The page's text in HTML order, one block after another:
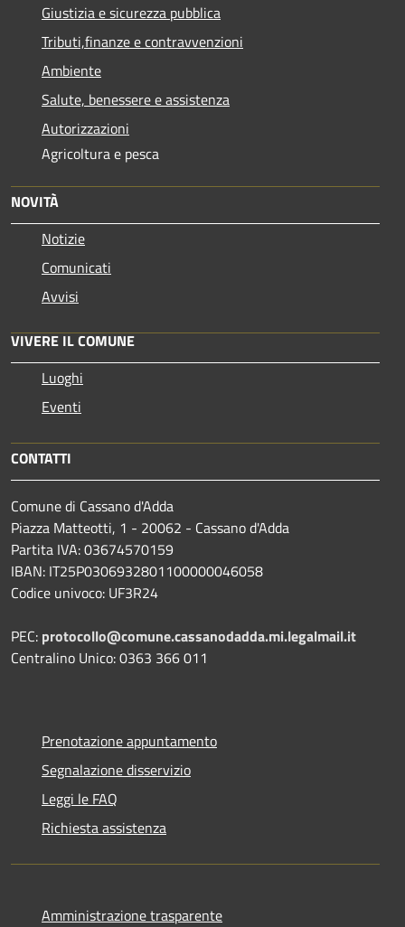
Giustizia e sicurezza pubblica
Tributi,finanze e contravvenzioni
Ambiente
Salute, benessere e assistenza
Autorizzazioni
Agricoltura e pesca
NOVITÀ
Notizie
Comunicati
Avvisi
VIVERE IL COMUNE
Luoghi
Eventi
CONTATTI
Comune di Cassano d'Adda
Piazza Matteotti, 1 - 20062 - Cassano d'Adda
Partita IVA: 03674570159
IBAN: IT25P0306932801100000046058
Codice univoco: UF3R24
PEC: protocollo@comune.cassanodadda.mi.legalmail.it
Centralino Unico: 0363 366 011
Prenotazione appuntamento
Segnalazione disservizio
Leggi le FAQ
Richiesta assistenza
Amministrazione trasparente